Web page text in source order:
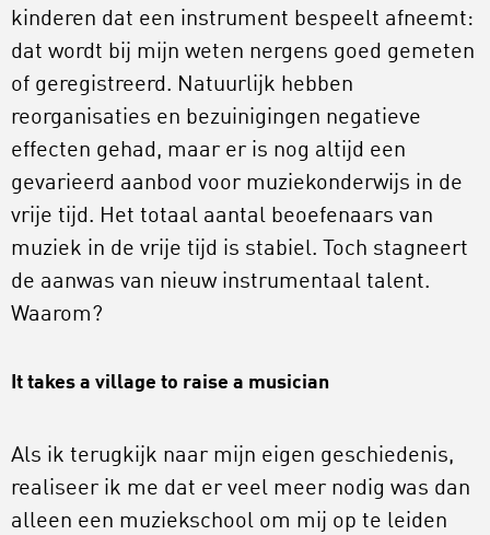
kinderen dat een instrument bespeelt afneemt:
dat wordt bij mijn weten nergens goed gemeten
of geregistreerd. Natuurlijk hebben
reorganisaties en bezuinigingen negatieve
effecten gehad, maar er is nog altijd een
gevarieerd aanbod voor muziekonderwijs in de
vrije tijd. Het totaal aantal beoefenaars van
muziek in de vrije tijd is stabiel. Toch stagneert
de aanwas van nieuw instrumentaal talent.
Waarom?
It takes a village to raise a musician
Als ik terugkijk naar mijn eigen geschiedenis,
realiseer ik me dat er veel meer nodig was dan
alleen een muziekschool om mij op te leiden